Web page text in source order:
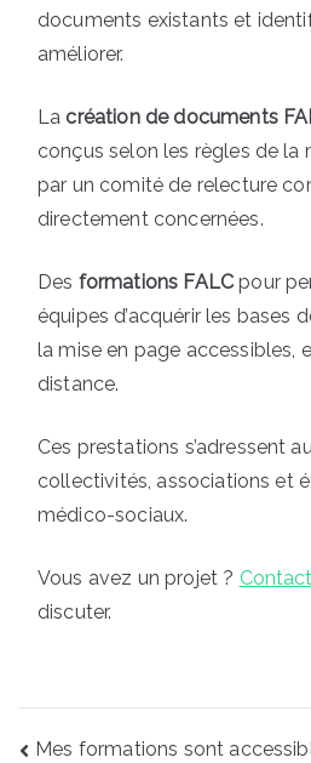
documents existants et
améliorer.
La création de documents
conçus selon les règles de la
par un comité de relecture
directement concernées.
Des formations FALC pour
équipes d’acquérir les bases
la mise en page accessibles,
distance.
Ces prestations s’adressent
collectivités, associations et
médico-sociaux.
Vous avez un projet ?
discuter.
Navigation
Mes formations sont